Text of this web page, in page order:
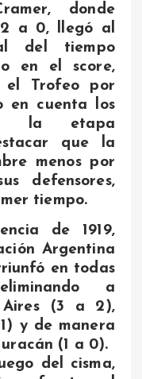
donde
2 a 0, llegó al
del tiempo
en el score,
el Trofeo por
en cuenta los
la etapa
que la
menos por
defensores,
tiempo.
de 1919,
Argentina
en todas
a
Aires (3 a 2),
y de manera
(1 a 0).
del cisma,